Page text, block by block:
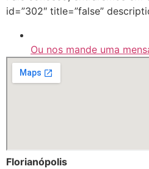
id=”302″ title=”false”
Ou nos mande uma
Florianópolis